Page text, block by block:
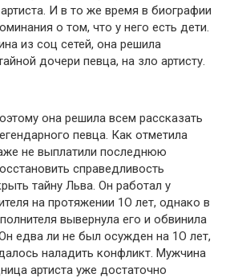
И в то же время в биографии
о том, что у него есть дети.
из соц сетей, она решила
дочери певца, на зло артисту.
она решила всем рассказать
певца. Как отметила
не выплатили последнюю
справедливость
тайну Льва. Он работал у
на протяжении 1О лет, однако в
вывернула его и обвинила
едва ли не был осужден на 1О лет,
наладить конфликт. Мужчина
артиста уже достаточно